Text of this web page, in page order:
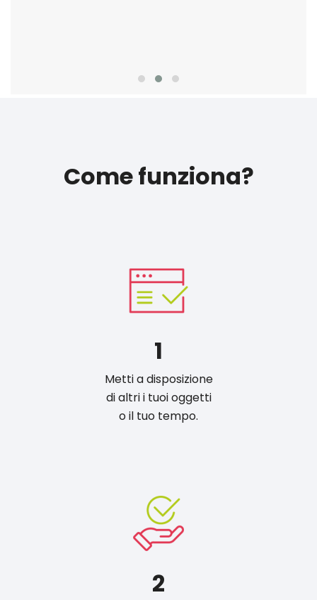
Come funziona?
1
Metti a disposizione
di altri i tuoi oggetti
o il tuo tempo.
2